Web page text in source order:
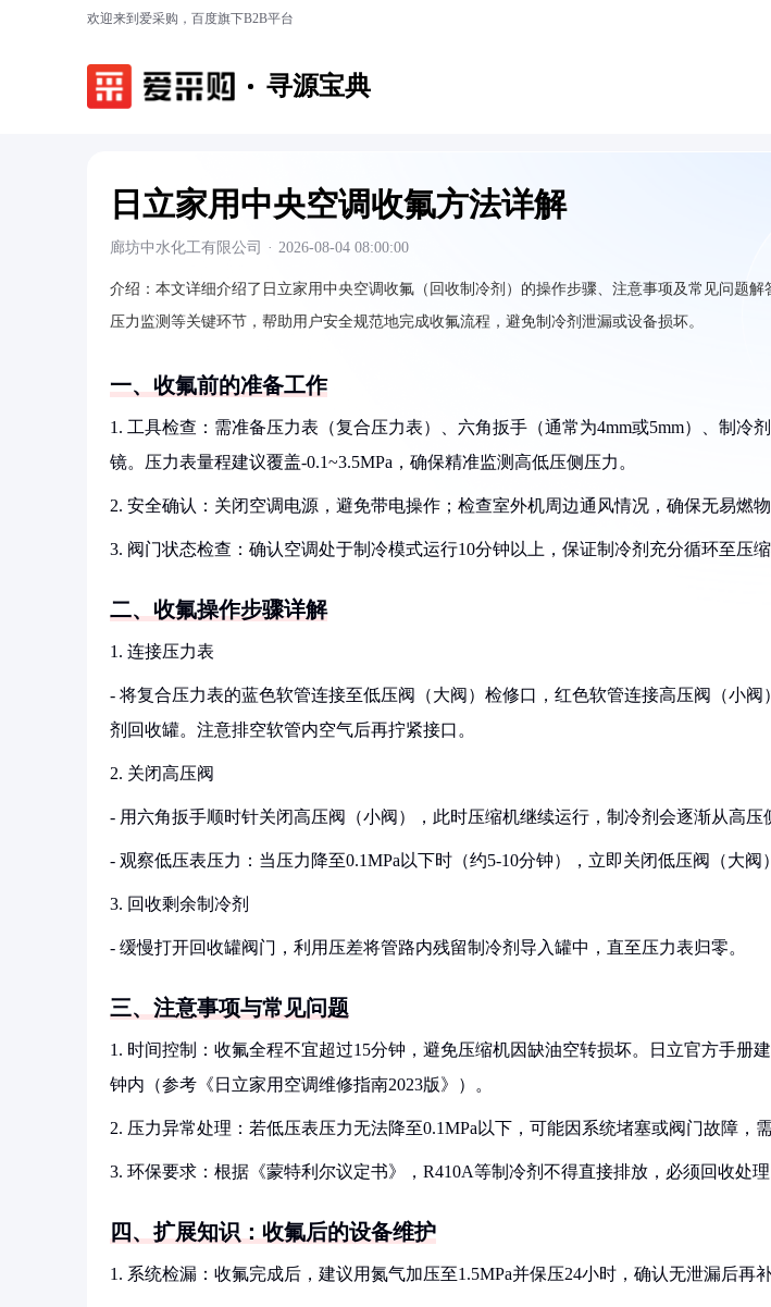
欢迎来到爱采购，百度旗下B2B平台
寻源宝典
日立家用中央空调收氟方法详解
廊坊中水化工有限公司 · 2026-08-04 08:00:00
介绍： 本文详细介绍了日立家用中央空调收氟（回收制冷剂）的操作步骤、注意事项及常见问题解
压力监测等关键环节，帮助用户安全规范地完成收氟流程，避免制冷剂泄漏或设备损坏。
一、收氟前的准备工作
1. 工具检查：需准备压力表（复合压力表）、六角扳手（通常为4mm或5mm）、制冷
镜。压力表量程建议覆盖-0.1~3.5MPa，确保精准监测高低压侧压力。
2. 安全确认：关闭空调电源，避免带电操作；检查室外机周边通风情况，确保无易燃物
3. 阀门状态检查：确认空调处于制冷模式运行10分钟以上，保证制冷剂充分循环至压缩
二、收氟操作步骤详解
1. 连接压力表
- 将复合压力表的蓝色软管连接至低压阀（大阀）检修口，红色软管连接高压阀（小
剂回收罐。注意排空软管内空气后再拧紧接口。
2. 关闭高压阀
- 用六角扳手顺时针关闭高压阀（小阀），此时压缩机继续运行，制冷剂会逐渐从高压
- 观察低压表压力：当压力降至0.1MPa以下时（约5-10分钟），立即关闭低压阀（大阀
3. 回收剩余制冷剂
- 缓慢打开回收罐阀门，利用压差将管路内残留制冷剂导入罐中，直至压力表归零。
三、注意事项与常见问题
1. 时间控制：收氟全程不宜超过15分钟，避免压缩机因缺油空转损坏。日立官方手册
钟内（参考《日立家用空调维修指南2023版》）。
2. 压力异常处理：若低压表压力无法降至0.1MPa以下，可能因系统堵塞或阀门故障，
3. 环保要求：根据《蒙特利尔议定书》，R410A等制冷剂不得直接排放，必须回收处理
四、扩展知识：收氟后的设备维护
1. 系统检漏：收氟完成后，建议用氮气加压至1.5MPa并保压24小时，确认无泄漏后再补